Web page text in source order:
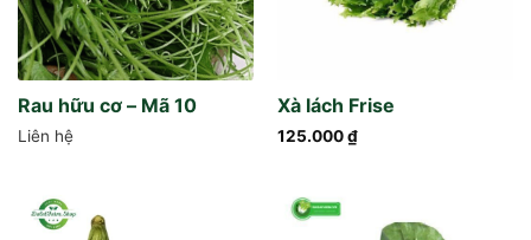
Rau hữu cơ – Mã 10
Liên hệ
Xà lách Frise
125.000₫